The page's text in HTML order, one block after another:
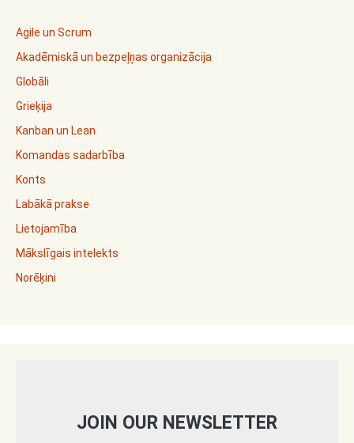
Agile un Scrum
Akadēmiskā un bezpeļņas organizācija
Globāli
Grieķija
Kanban un Lean
Komandas sadarbība
Konts
Labākā prakse
Lietojamība
Mākslīgais intelekts
Norēķini
JOIN OUR NEWSLETTER